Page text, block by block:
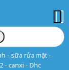
- sữa rửa mặt -
- canxi - Dhc